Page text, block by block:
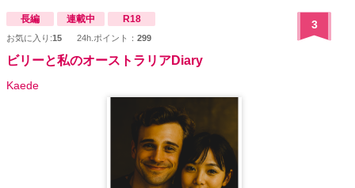
長編 連載中 R18
お気に入り:15 24h.ポイント： 299
3
ビリーと私のオーストラリアDiary
Kaede